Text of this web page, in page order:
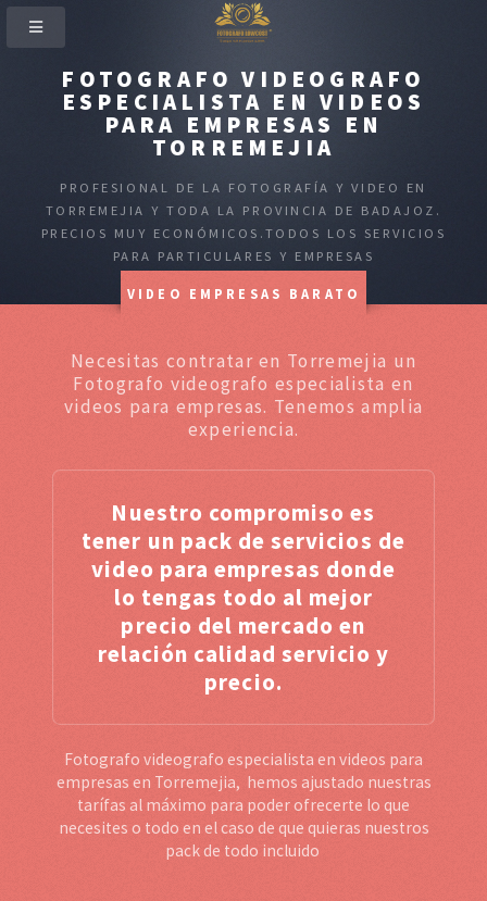
FOTOGRAFO VIDEOGRAFO
ESPECIALISTA EN VIDEOS
PARA EMPRESAS EN
TORREMEJIA
PROFESIONAL DE LA FOTOGRAFÍA Y VIDEO EN
TORREMEJIA Y TODA LA PROVINCIA DE BADAJOZ.
PRECIOS MUY ECONÓMICOS.TODOS LOS SERVICIOS
PARA PARTICULARES Y EMPRESAS
VIDEO EMPRESAS BARATO
Necesitas contratar en Torremejia un
Fotografo videografo especialista en
videos para empresas. Tenemos amplia
experiencia.
Nuestro compromiso es
tener un pack de servicios de
video para empresas donde
lo tengas todo al mejor
precio del mercado en
relación calidad servicio y
precio.
Fotografo videografo especialista en videos para
empresas en Torremejia, hemos ajustado nuestras
tarífas al máximo para poder ofrecerte lo que
necesites o todo en el caso de que quieras nuestros
pack de todo incluido